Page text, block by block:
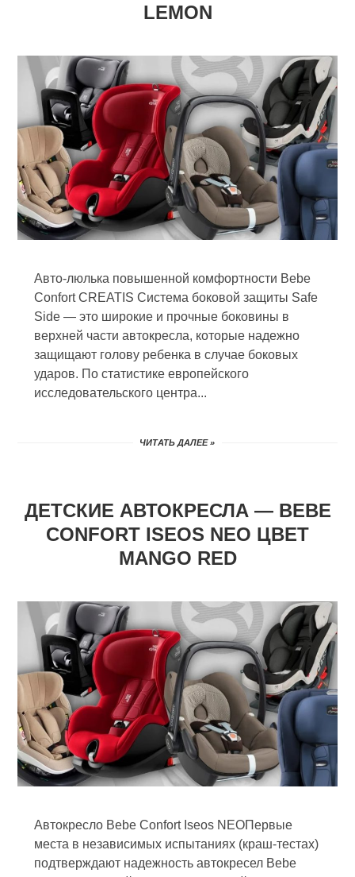
LEMON
Авто-люлька повышенной комфортности Bebe
Confort CREATIS Система боковой защиты Safe
Side — это широкие и прочные боковины в
верхней части автокресла, которые надежно
защищают голову ребенка в случае боковых
ударов. По статистике европейского
исследовательского центра...
ЧИТАТЬ ДАЛЕЕ »
ДЕТСКИЕ АВТОКРЕСЛА — BEBE
CONFORT ISEOS NEO ЦВЕТ
MANGO RED
Автокресло Bebe Confort Iseos NEOПервые
места в независимых испытаниях (краш-тестах)
подтверждают надежность автокресел Bebe